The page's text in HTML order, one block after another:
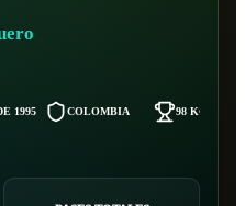
1995 COLOMBIA 98 KG